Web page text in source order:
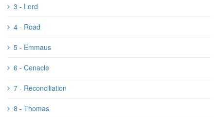
3 - Lord
4 - Road
5 - Emmaus
6 - Cenacle
7 - Reconciliation
8 - Thomas